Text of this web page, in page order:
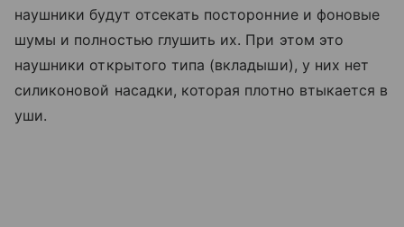
наушники будут отсекать посторонние и фоновые
шумы и полностью глушить их. При этом это
наушники открытого типа (вкладыши), у них нет
силиконовой насадки, которая плотно втыкается в
уши.